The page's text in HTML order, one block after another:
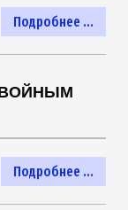
Подробнее ...
Подробнее ...